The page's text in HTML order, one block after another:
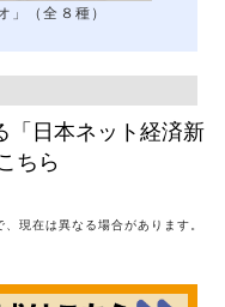
」（全８種）
「日本ネット経済新
ちら
現在は異なる場合があります。